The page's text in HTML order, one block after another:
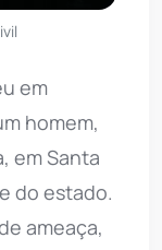
em
homem,
em Santa
do estado.
ameaça,